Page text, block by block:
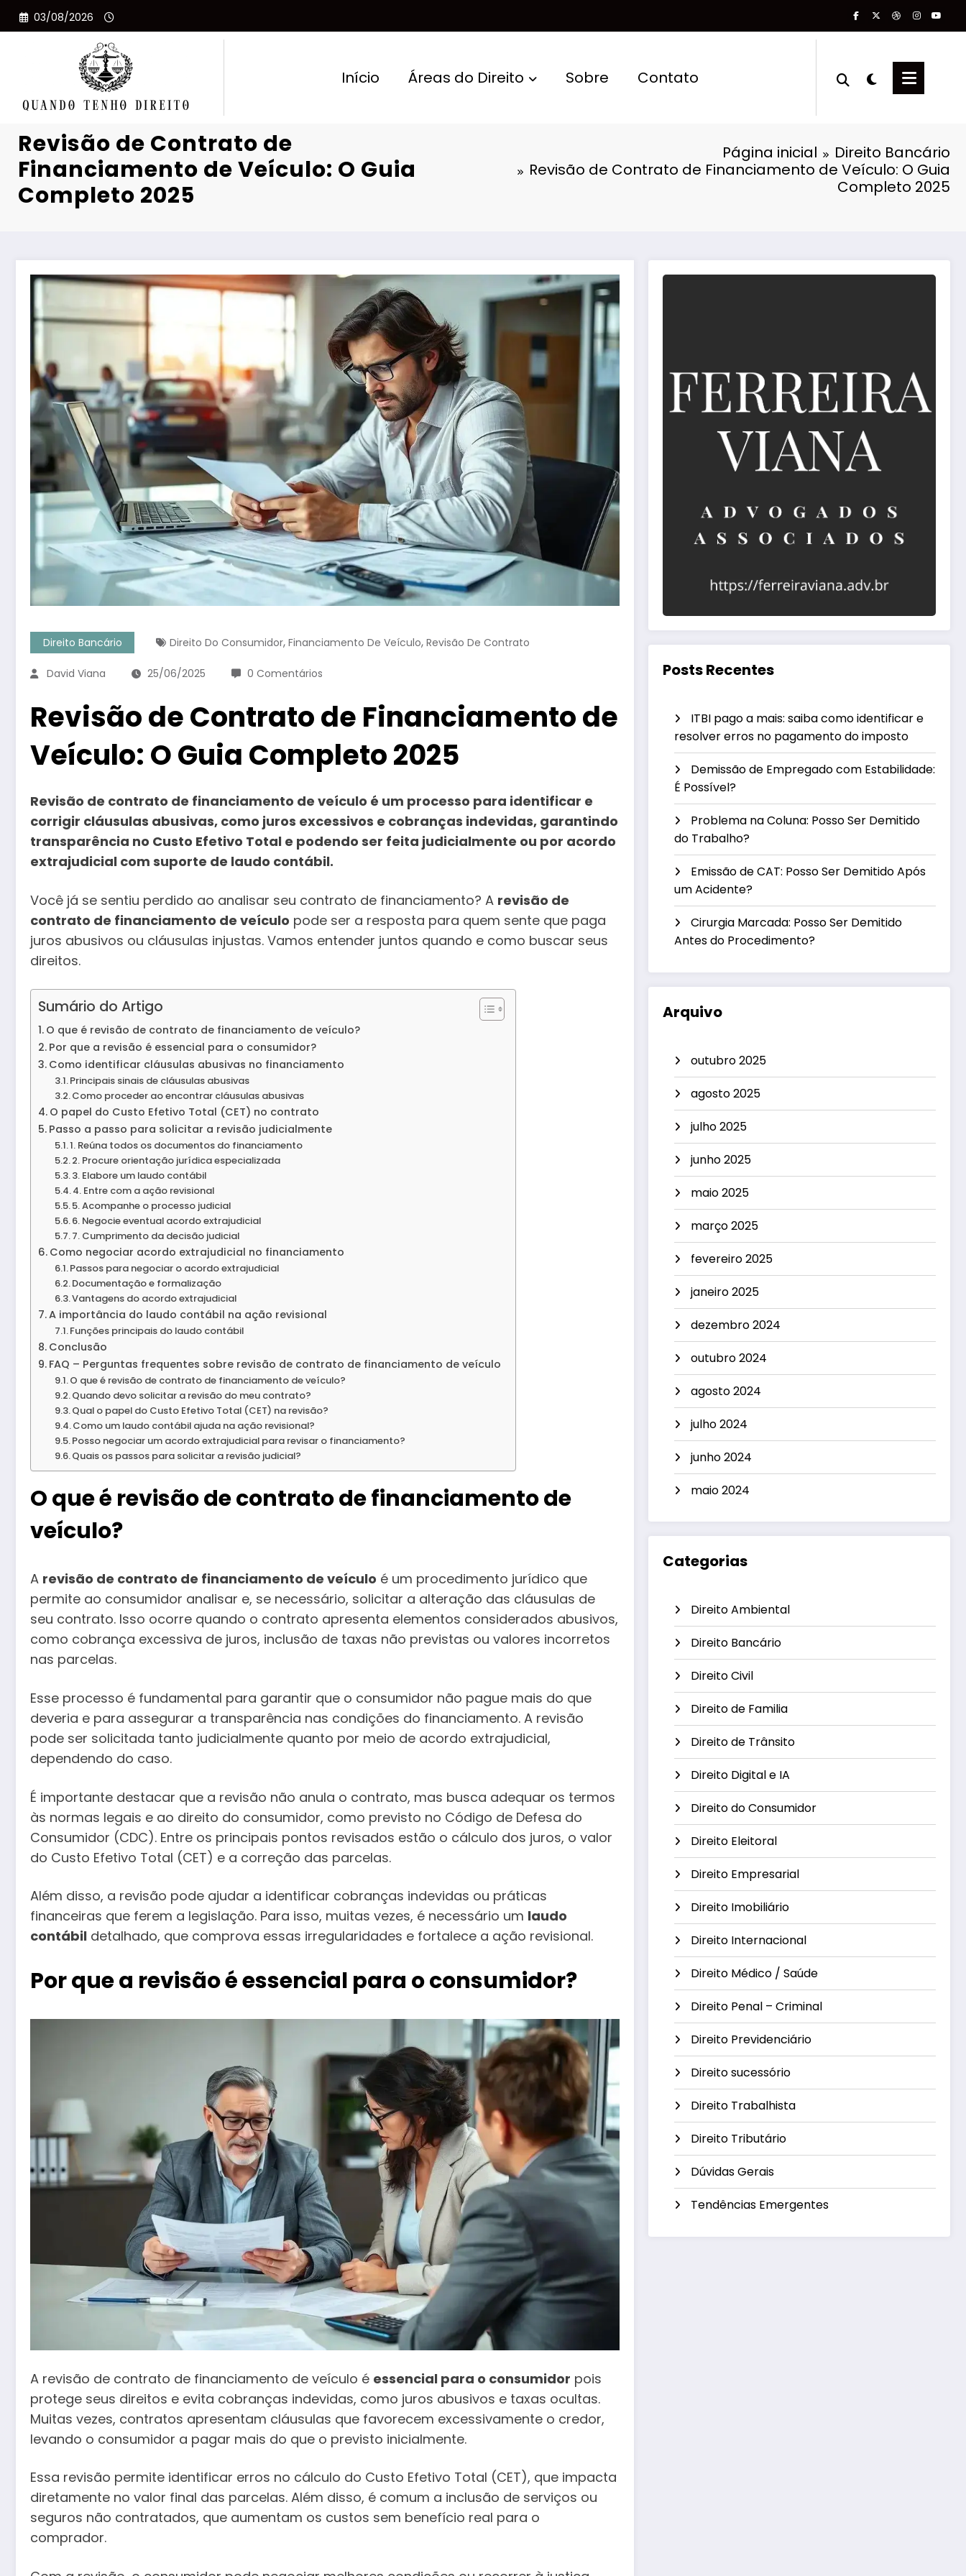
Pular
para
03/08/2026
Início Áreas do Direito Sobre Contato
Revisão de Contrato de
Financiamento de Veículo: O Guia
Completo 2025
Página inicial
Direito Bancário
Revisão de Contrato de Financiamento de Veículo: O Guia
Completo 2025
Direito Bancário Direito Do Consumidor, Financiamento De Veículo, Revisão De Contrato
David Viana 25/06/2025 0 Comentários
Revisão de Contrato de Financiamento de
Veículo: O Guia Completo 2025
Revisão de contrato de financiamento de veículo é um processo para identificar e
corrigir cláusulas abusivas, como juros excessivos e cobranças indevidas, garantindo
transparência no Custo Efetivo Total e podendo ser feita judicialmente ou por acordo
extrajudicial com suporte de laudo contábil.
Você já se sentiu perdido ao analisar seu contrato de financiamento? A revisão de
contrato de financiamento de veículo pode ser a resposta para quem sente que paga
juros abusivos ou cláusulas injustas. Vamos entender juntos quando e como buscar seus
direitos.
Sumário do Artigo
O que é revisão de contrato de financiamento de veículo?
Por que a revisão é essencial para o consumidor?
Como identificar cláusulas abusivas no financiamento
Principais sinais de cláusulas abusivas
Como proceder ao encontrar cláusulas abusivas
O papel do Custo Efetivo Total (CET) no contrato
Passo a passo para solicitar a revisão judicialmente
1. Reúna todos os documentos do financiamento
2. Procure orientação jurídica especializada
3. Elabore um laudo contábil
4. Entre com a ação revisional
5. Acompanhe o processo judicial
6. Negocie eventual acordo extrajudicial
7. Cumprimento da decisão judicial
Como negociar acordo extrajudicial no financiamento
Passos para negociar o acordo extrajudicial
Documentação e formalização
Vantagens do acordo extrajudicial
A importância do laudo contábil na ação revisional
Funções principais do laudo contábil
Conclusão
FAQ – Perguntas frequentes sobre revisão de contrato de financiamento de veículo
O que é revisão de contrato de financiamento de veículo?
Quando devo solicitar a revisão do meu contrato?
Qual o papel do Custo Efetivo Total (CET) na revisão?
Como um laudo contábil ajuda na ação revisional?
Posso negociar um acordo extrajudicial para revisar o financiamento?
Quais os passos para solicitar a revisão judicial?
O que é revisão de contrato de financiamento de
veículo?
A revisão de contrato de financiamento de veículo é um procedimento jurídico que
permite ao consumidor analisar e, se necessário, solicitar a alteração das cláusulas de
seu contrato. Isso ocorre quando o contrato apresenta elementos considerados abusivos,
como cobrança excessiva de juros, inclusão de taxas não previstas ou valores incorretos
nas parcelas.
Esse processo é fundamental para garantir que o consumidor não pague mais do que
deveria e para assegurar a transparência nas condições do financiamento. A revisão
pode ser solicitada tanto judicialmente quanto por meio de acordo extrajudicial,
dependendo do caso.
É importante destacar que a revisão não anula o contrato, mas busca adequar os termos
às normas legais e ao direito do consumidor, como previsto no Código de Defesa do
Consumidor (CDC). Entre os principais pontos revisados estão o cálculo dos juros, o valor
do Custo Efetivo Total (CET) e a correção das parcelas.
Além disso, a revisão pode ajudar a identificar cobranças indevidas ou práticas
financeiras que ferem a legislação. Para isso, muitas vezes, é necessário um laudo
contábil detalhado, que comprova essas irregularidades e fortalece a ação revisional.
Por que a revisão é essencial para o consumidor?
A revisão de contrato de financiamento de veículo é essencial para o consumidor pois
protege seus direitos e evita cobranças indevidas, como juros abusivos e taxas ocultas.
Muitas vezes, contratos apresentam cláusulas que favorecem excessivamente o credor,
levando o consumidor a pagar mais do que o previsto inicialmente.
Essa revisão permite identificar erros no cálculo do Custo Efetivo Total (CET), que impacta
diretamente no valor final das parcelas. Além disso, é comum a inclusão de serviços ou
seguros não contratados, que aumentam os custos sem benefício real para o
comprador.
Posts Recentes
ITBI pago a mais: saiba como identificar e
resolver erros no pagamento do imposto
Demissão de Empregado com Estabilidade:
É Possível?
Problema na Coluna: Posso Ser Demitido
do Trabalho?
Emissão de CAT: Posso Ser Demitido Após
um Acidente?
Cirurgia Marcada: Posso Ser Demitido
Antes do Procedimento?
Arquivo
outubro 2025
agosto 2025
julho 2025
junho 2025
maio 2025
março 2025
fevereiro 2025
janeiro 2025
dezembro 2024
outubro 2024
agosto 2024
julho 2024
junho 2024
maio 2024
Categorias
Direito Ambiental
Direito Bancário
Direito Civil
Direito de Familia
Direito de Trânsito
Direito Digital e IA
Direito do Consumidor
Direito Eleitoral
Direito Empresarial
Direito Imobiliário
Direito Internacional
Direito Médico / Saúde
Direito Penal – Criminal
Direito Previdenciário
Direito sucessório
Direito Trabalhista
Direito Tributário
Dúvidas Gerais
Tendências Emergentes